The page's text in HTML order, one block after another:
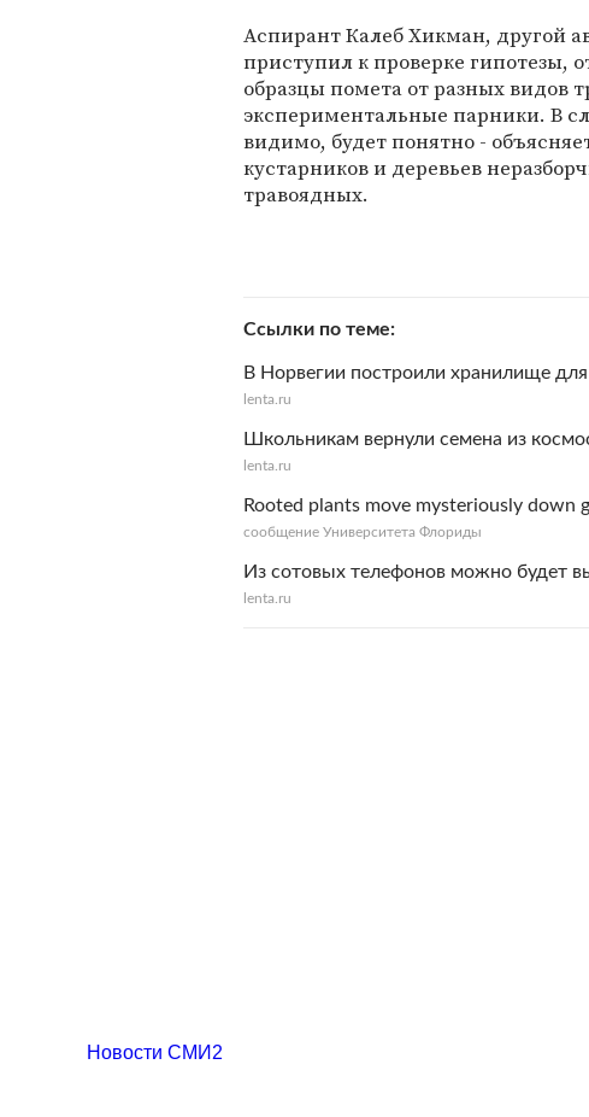
Аспирант Калеб Хикман, другой
приступил к проверке гипотезы,
образцы помета от разных
экспериментальные парники. В
видимо, будет понятно -
кустарников и деревьев
травоядных.
Ссылки по теме
В Норвегии построили хранилище
lenta.ru
Школьникам вернули семена из
lenta.ru
Rooted plants move mysteriously down
сообщение Университета Флориды
Из сотовых телефонов можно будет
lenta.ru
Новости СМИ2